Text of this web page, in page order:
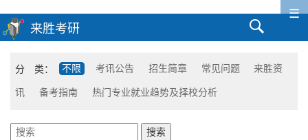
☰
分 类： 不限 考讯公告 招生简章 常见问题 来胜资
讯 备考指南 热门专业就业趋势及择校分析